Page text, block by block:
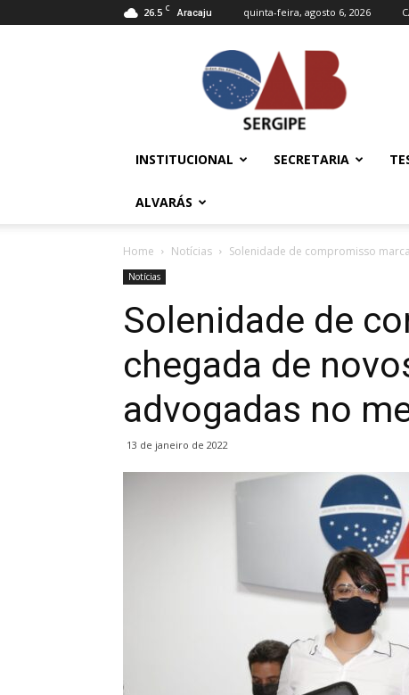
26.5 C Aracaju quinta-feira, agosto 6, 2026
OAB/SE
Ordem
do
INSTITUCIONAL SECRETARIA
ALVARÁS
Home Notícias Solenidade de compromisso
Notícias
Solenidade de
chegada de
advogadas no
13 de janeiro de 2022